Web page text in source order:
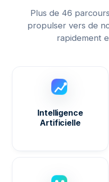
Plus de 46
propulser vers de
rapidement
Intelligence
Artificielle